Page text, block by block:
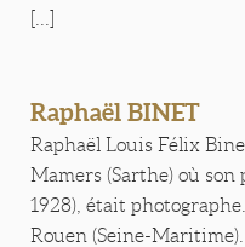
Raphaël BINET
Raphaël Louis Félix
Mamers (Sarthe) où son
1928), était
Rouen (Seine-Maritime).